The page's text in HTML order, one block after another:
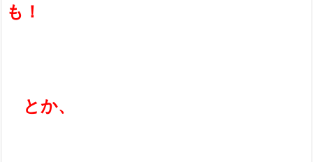
も！
とか、